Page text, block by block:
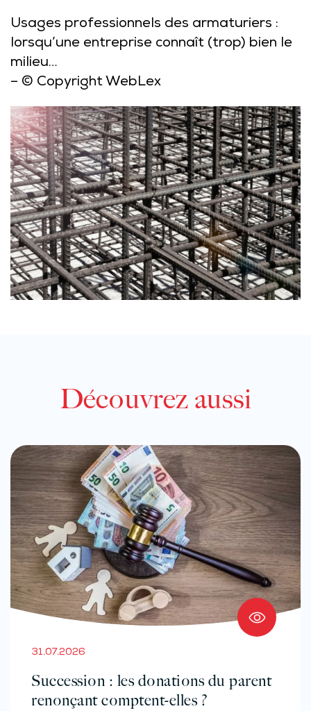
Usages professionnels des armaturiers :
lorsqu’une entreprise connaît (trop) bien le
milieu…
– © Copyright WebLex
Découvrez aussi
31.07.2026
Succession : les donations du parent
renonçant comptent-elles ?